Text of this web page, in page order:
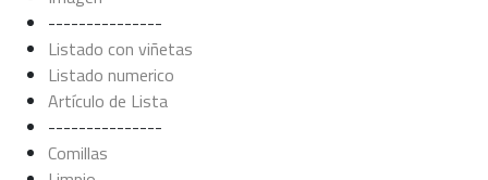
---------------
Listado con viñetas
Listado numerico
Artículo de Lista
---------------
Comillas